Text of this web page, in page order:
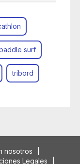
surf
tribord
nosotros
Legales